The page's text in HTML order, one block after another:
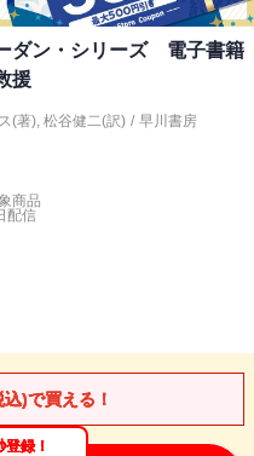
ダン・シリーズ 電子書籍
援
(著), 松谷健二(訳) / 早川書房
商品
配信
込)で買える！
録！